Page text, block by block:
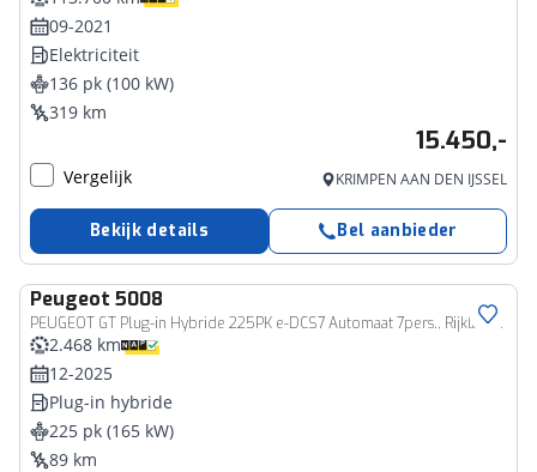
09-2021
Elektriciteit
136 pk (100 kW)
319 km
15.450,-
Vergelijk KRIMPEN AAN DEN IJSSEL
Bekijk details Bel aanbieder
Peugeot 5008
PEUGEOT GT Plug-in Hybride 225PK e-DCS7 Automaat 7pers., Rijklaarprijs | Trekhaak afn. | 360 Camera | Panoramadak
2.468 km
12-2025
Plug-in hybride
225 pk (165 kW)
89 km